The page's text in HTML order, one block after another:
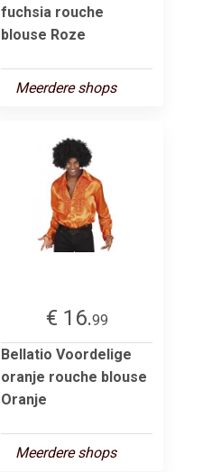
fuchsia rouche
blouse Roze
Meerdere shops
€ 16.99
Bellatio Voordelige
oranje rouche blouse
Oranje
Meerdere shops